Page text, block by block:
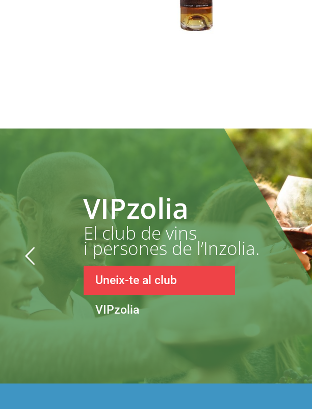
VIPzolia
Uneix-te al club
VIPzolia
El club de vins
i persones de l’Inzolia.